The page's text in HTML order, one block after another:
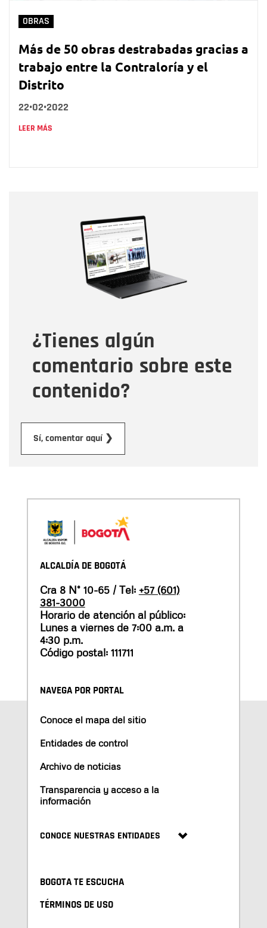
OBRAS
Más de 50 obras destrabadas gracias a
trabajo entre la Contraloría y el
Distrito
22•02•2022
LEER MÁS
¿Tienes algún
comentario sobre este
contenido?
Sí, comentar aquí ❯
Correo electrónico
Tipo de comentario
Mensaje
ALCALDÍA DE BOGOTÁ
Cra 8 N° 10-65 / Tel: +57 (601)
381-3000
Horario de atención al público:
Lunes a viernes de 7:00 a.m. a
4:30 p.m.
Código postal: 111711
NAVEGA POR PORTAL
Conoce el mapa del sitio
Entidades de control
Archivo de noticias
Transparencia y acceso a la
información
CONOCE NUESTRAS ENTIDADES
BOGOTA TE ESCUCHA
TÉRMINOS DE USO